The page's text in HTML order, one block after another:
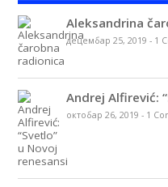
Aleksandrina
децембар 25, 2019 - 1
Andrej Alfirević:
октобар 26, 2019 - 1